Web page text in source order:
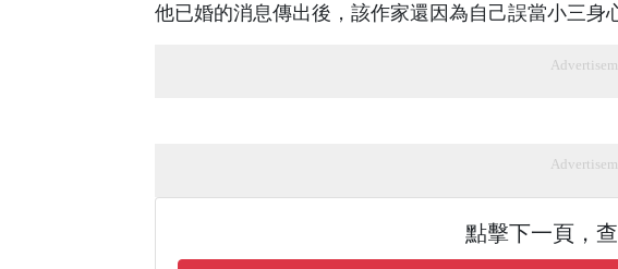
他已婚的消息傳出後，該作家還因為自己誤當小三身
點擊下一頁，